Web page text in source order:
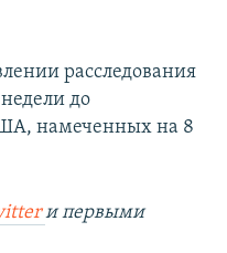
расследования
до
намеченных на 8
и первыми